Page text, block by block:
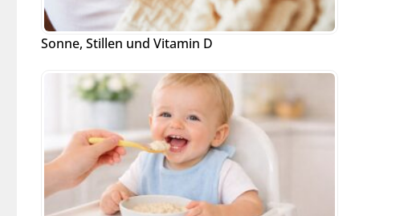
Sonne, Stillen und Vitamin D